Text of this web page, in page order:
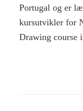
Portugal og er
kursutvikler for
Drawing course